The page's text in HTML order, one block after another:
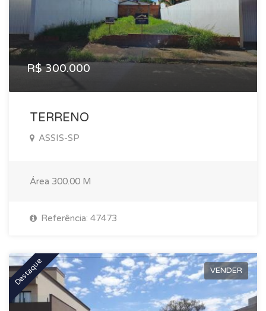
R$ 300.000
TERRENO
ASSIS-SP
Área 300.00 M
Referência: 47473
Destaque VENDER